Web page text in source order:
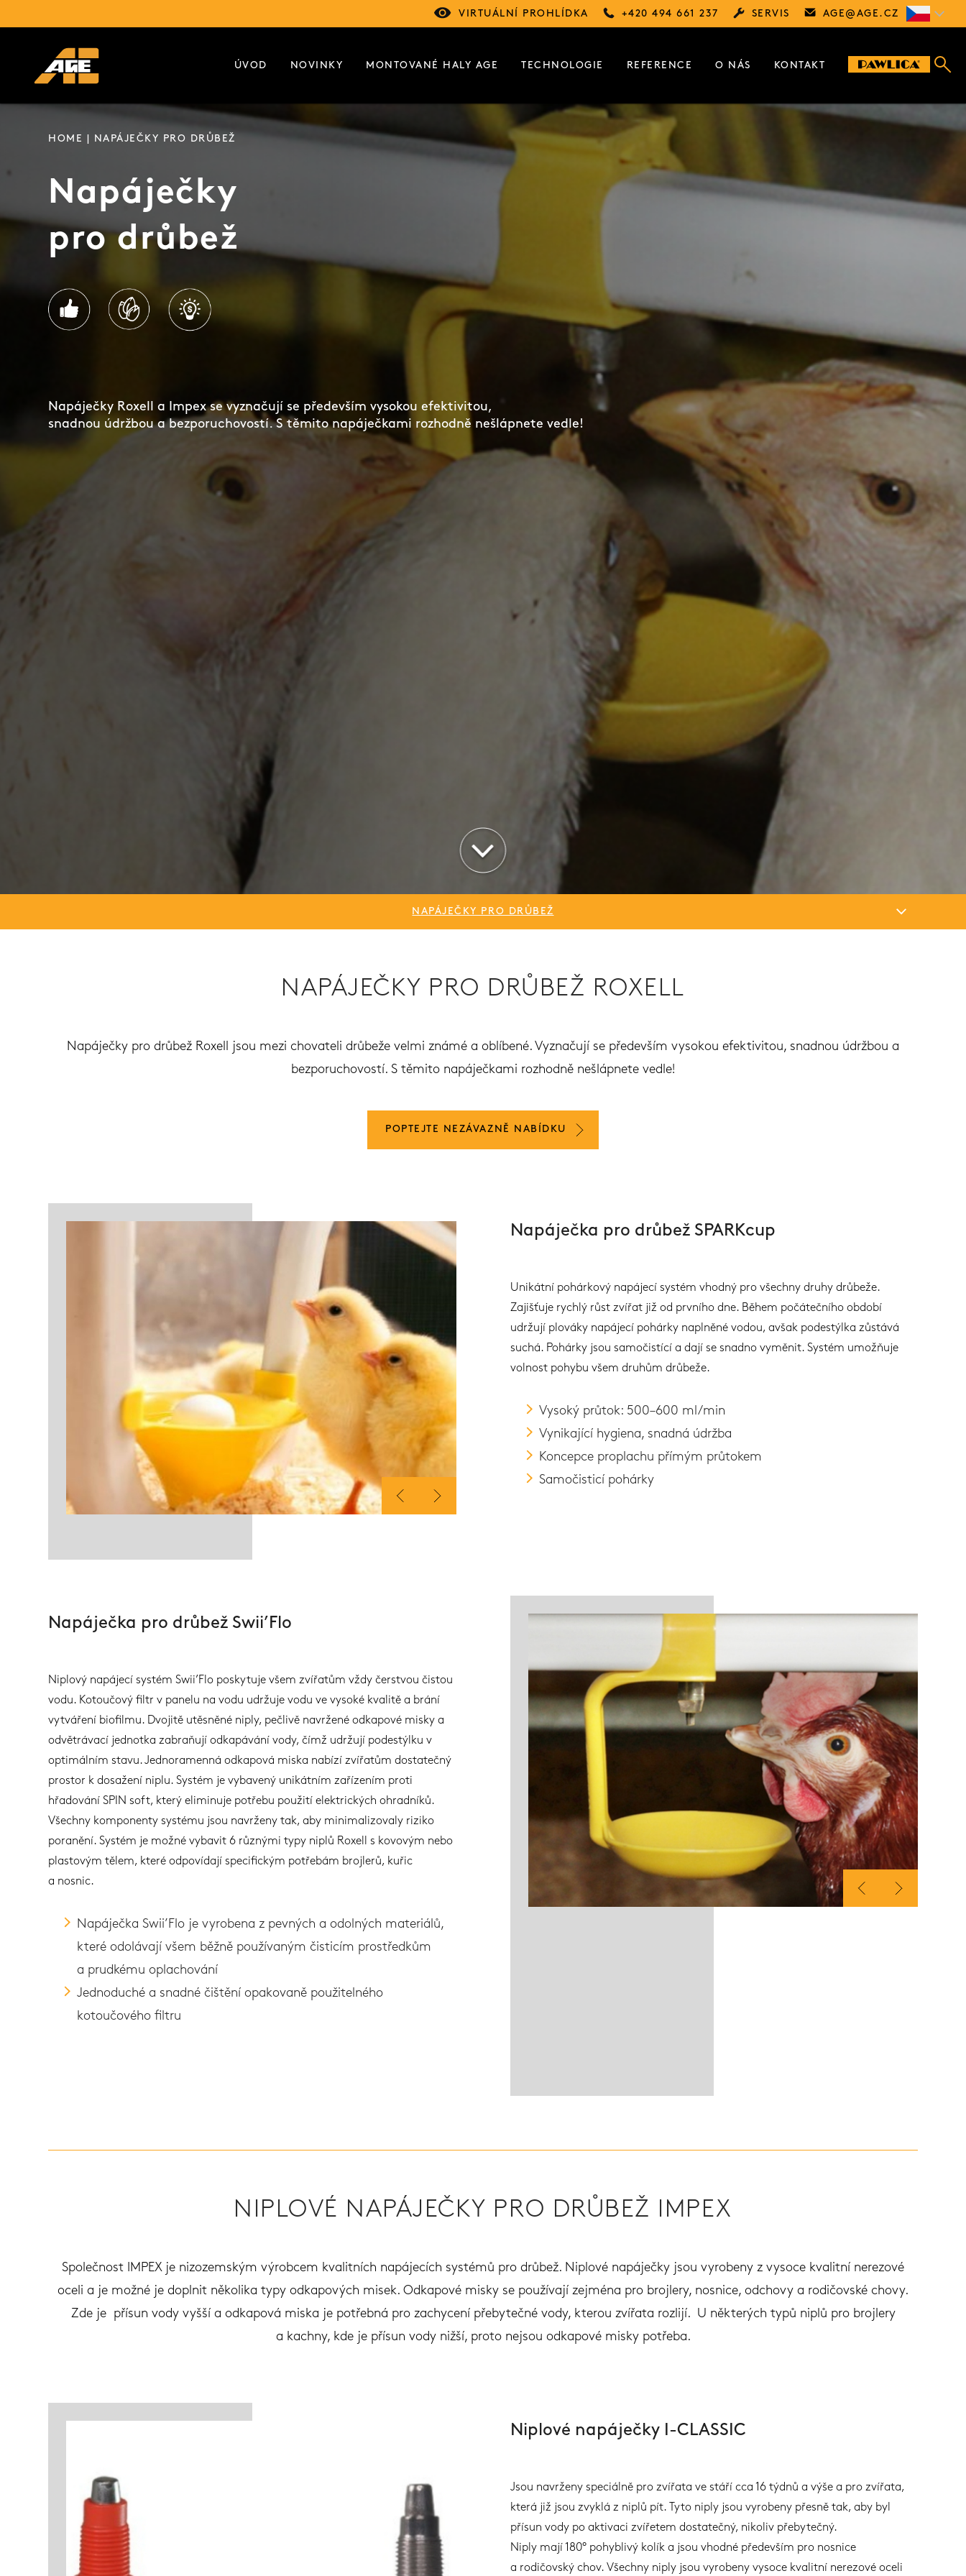
VIRTUÁLNÍ PROHLÍDKA +420 494 661 237 SERVIS AGE@ AGE.CZ
ÚVOD NOVINKY MONTOVANÉ HALY AGE TECHNOLOGIE REFERENCE O NÁS KONTAKT
HOME | NAPÁJEČKY PRO DRŮBEŽ
Napáječky
pro drůbež
Napáječky Roxell a Impex se vyznačují se především vysokou efektivitou,
snadnou údržbou a bezporuchovostí. S těmito napáječkami rozhodně nešlápnete vedle!
NAPÁJEČKY PRO DRŮBEŽ
NAPÁJEČKY PRO DRŮBEŽ ROXELL
Napáječky pro drůbež Roxell jsou mezi chovateli drůbeže velmi známé a oblíbené. Vyznačují se především vysokou efektivitou, snadnou údržbou a
bezporuchovostí. S těmito napáječkami rozhodně nešlápnete vedle!
POPTEJTE NEZÁVAZNĚ NABÍDKU
Napáječka pro drůbež SPARKcup
Unikátní pohárkový napájecí systém vhodný pro všechny druhy drůbeže.
Zajišťuje rychlý růst zvířat již od prvního dne. Během počátečního období
udržují plováky napájecí pohárky naplněné vodou, avšak podestýlka zůstává
suchá. Pohárky jsou samočistící a dají se snadno vyměnit. Systém umožňuje
volnost pohybu všem druhům drůbeže.
Vysoký průtok: 500–600 ml/min
Vynikající hygiena, snadná údržba
Koncepce proplachu přímým průtokem
Samočisticí pohárky
Napáječka pro drůbež Swii’Flo
Niplový napájecí systém Swii’Flo poskytuje všem zvířatům vždy čerstvou čistou
vodu. Kotoučový filtr v panelu na vodu udržuje vodu ve vysoké kvalitě a brání
vytváření biofilmu. Dvojitě utěsněné niply, pečlivě navržené odkapové misky a
odvětrávací jednotka zabraňují odkapávání vody, čímž udržují podestýlku v
optimálním stavu. Jednoramenná odkapová miska nabízí zvířatům dostatečný
prostor k dosažení niplu. Systém je vybavený unikátním zařízením proti
hřadování SPIN soft, který eliminuje potřebu použití elektrických ohradníků.
Všechny komponenty systému jsou navrženy tak, aby minimalizovaly riziko
poranění. Systém je možné vybavit 6 různými typy niplů Roxell s kovovým nebo
plastovým tělem, které odpovídají specifickým potřebám brojlerů, kuřic
a nosnic.
Napáječka Swii’Flo je vyrobena z pevných a odolných materiálů,
které odolávají všem běžně používaným čisticím prostředkům
a prudkému oplachování
Jednoduché a snadné čištění opakovaně použitelného
kotoučového filtru
NIPLOVÉ NAPÁJEČKY PRO DRŮBEŽ IMPEX
Společnost IMPEX je nizozemským výrobcem kvalitních napájecích systémů pro drůbež. Niplové napáječky jsou vyrobeny z vysoce kvalitní nerezové
oceli a je možné je doplnit několika typy odkapových misek. Odkapové misky se používají zejména pro brojlery, nosnice, odchovy a rodičovské chovy.
Zde je přísun vody vyšší a odkapová miska je potřebná pro zachycení přebytečné vody, kterou zvířata rozlijí. U některých typů niplů pro brojlery
a kachny, kde je přísun vody nižší, proto nejsou odkapové misky potřeba.
Niplové napáječky I-CLASSIC
Jsou navrženy speciálně pro zvířata ve stáří cca 16 týdnů a výše a pro zvířata,
která již jsou zvyklá z niplů pít. Tyto niply jsou vyrobeny přesně tak, aby byl
přísun vody po aktivaci zvířetem dostatečný, nikoliv přebytečný.
Niply mají 180° pohyblivý kolík a jsou vhodné především pro nosnice
a rodičovský chov. Všechny niply jsou vyrobeny vysoce kvalitní nerezové oceli